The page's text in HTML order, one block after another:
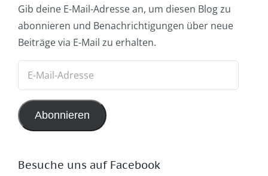
Gib deine E-Mail-Adresse an, um diesen Blog zu
abonnieren und Benachrichtigungen über neue
Beiträge via E-Mail zu erhalten.
Adresse
Abonnieren
Besuche uns auf Facebook